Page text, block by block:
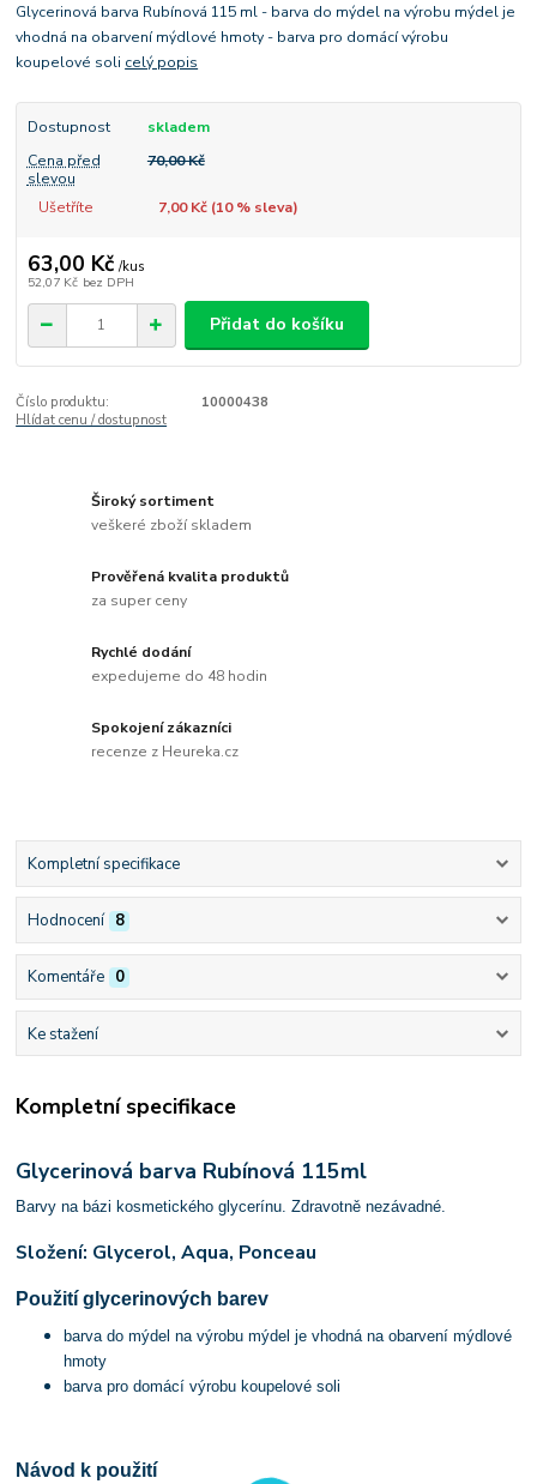
Glycerinová barva Rubínová 115 ml - barva do mýdel na výrobu mýdel je
vhodná na obarvení mýdlové hmoty - barva pro domácí výrobu
koupelové soli celý popis
Dostupnost
skladem
Cena před
slevou
70,00 Kč
Ušetříte 7,00 Kč (10% sleva)
63,00 Kč /kus
52,07 Kč bez DPH
Přidat do košíku
Číslo produktu:
10000438
Hlídat cenu / dostupnost
Široký sortiment
veškeré zboží skladem
Prověřená kvalita produktů
za super ceny
Rychlé dodání
expedujeme do 48 hodin
Spokojení zákazníci
recenze z Heureka.cz
Kompletní specifikace
Hodnocení 8
Komentáře 0
Ke stažení
Kompletní specifikace
Glycerinová barva Rubínová 115ml
Barvy na bázi kosmetického glycerínu. Zdravotně nezávadné.
Složení: Glycerol, Aqua, Ponceau
Použití glycerinových barev
barva do mýdel na výrobu mýdel je vhodná na obarvení mýdlové
hmoty
barva pro domácí výrobu koupelové soli
Návod k použití